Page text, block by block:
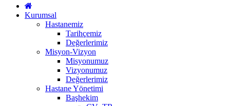
Kurumsal
Hastanemiz
Tarihçemiz
Değerlerimiz
Misyon-Vizyon
Misyonumuz
Vizyonumuz
Değerlerimiz
Hastane Yönetimi
Başhekim